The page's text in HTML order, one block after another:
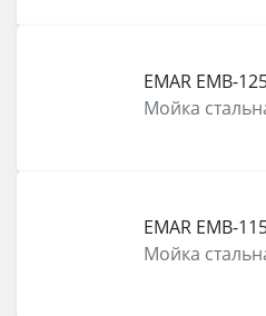
EMAR EMB-
Мойка
EMAR EMB-
Мойка